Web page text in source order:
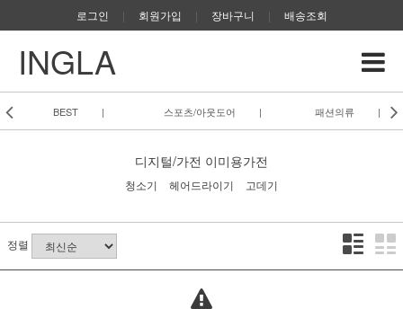
로그인 | 회원가입 | 장바구니 | 배송조회
INGLA
BEST | 스포츠/아웃도어 | 패션의류 |
디지털/가전 이미용가전
청소기 헤어드라이기 고데기
정렬